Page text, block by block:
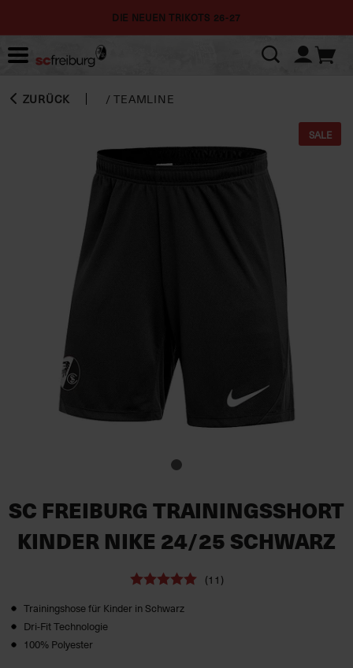
DIE NEUEN TRIKOTS 26-27
ZURÜCK /TEAMLINE
SALE
SC FREIBURG TRAININGSSHORT
KINDER NIKE 24/25 SCHWARZ
(11)
Trainingshose für Kinder in Schwarz
Dri-Fit Technologie
100% Polyester